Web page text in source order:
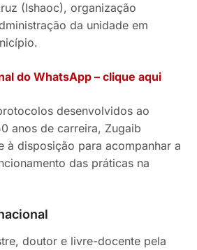
(Ishaoc), organização
da unidade em
do WhatsApp – clique aqui
desenvolvidos ao
anos de carreira, Zugaib
à disposição para acompanhar a
das práticas na
doutor e livre-docente pela